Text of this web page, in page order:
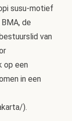
susu-motief
de
van
op een
in een
).